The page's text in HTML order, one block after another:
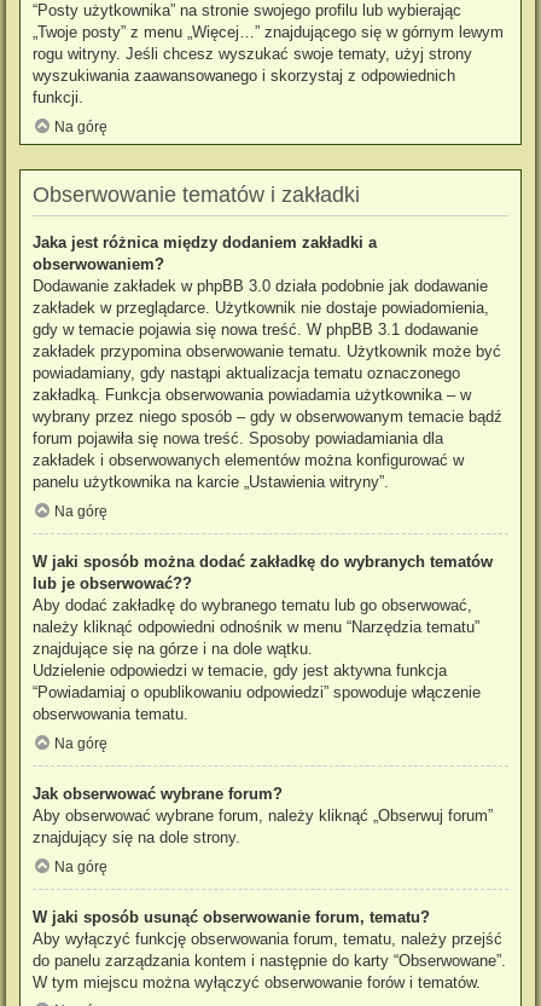
“Posty użytkownika” na stronie swojego profilu lub wybierając
„Twoje posty” z menu „Więcej…” znajdującego się w górnym lewym
rogu witryny. Jeśli chcesz wyszukać swoje tematy, użyj strony
wyszukiwania zaawansowanego i skorzystaj z odpowiednich
funkcji.
Na górę
Obserwowanie tematów i zakładki
Jaka jest różnica między dodaniem zakładki a
obserwowaniem?
Dodawanie zakładek w phpBB 3.0 działa podobnie jak dodawanie
zakładek w przeglądarce. Użytkownik nie dostaje powiadomienia,
gdy w temacie pojawia się nowa treść. W phpBB 3.1 dodawanie
zakładek przypomina obserwowanie tematu. Użytkownik może być
powiadamiany, gdy nastąpi aktualizacja tematu oznaczonego
zakładką. Funkcja obserwowania powiadamia użytkownika – w
wybrany przez niego sposób – gdy w obserwowanym temacie bądź
forum pojawiła się nowa treść. Sposoby powiadamiania dla
zakładek i obserwowanych elementów można konfigurować w
panelu użytkownika na karcie „Ustawienia witryny”.
Na górę
W jaki sposób można dodać zakładkę do wybranych tematów
lub je obserwować??
Aby dodać zakładkę do wybranego tematu lub go obserwować,
należy kliknąć odpowiedni odnośnik w menu “Narzędzia tematu”
znajdujące się na górze i na dole wątku.
Udzielenie odpowiedzi w temacie, gdy jest aktywna funkcja
“Powiadamiaj o opublikowaniu odpowiedzi” spowoduje włączenie
obserwowania tematu.
Na górę
Jak obserwować wybrane forum?
Aby obserwować wybrane forum, należy kliknąć „Obserwuj forum”
znajdujący się na dole strony.
Na górę
W jaki sposób usunąć obserwowanie forum, tematu?
Aby wyłączyć funkcję obserwowania forum, tematu, należy przejść
do panelu zarządzania kontem i następnie do karty “Obserwowane”.
W tym miejscu można wyłączyć obserwowanie forów i tematów.